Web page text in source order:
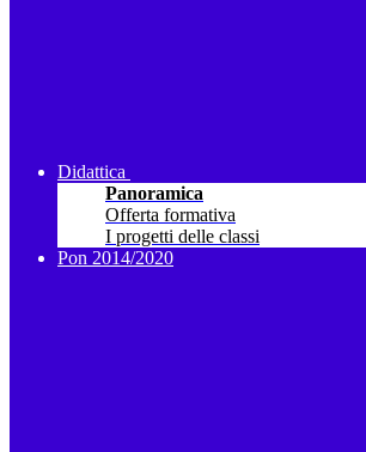
Didattica
Panoramica
Offerta formativa
I progetti delle classi
Pon 2014/2020